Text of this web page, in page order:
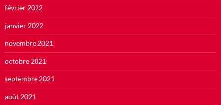
février 2022
janvier 2022
novembre 2021
octobre 2021
septembre 2021
août 2021